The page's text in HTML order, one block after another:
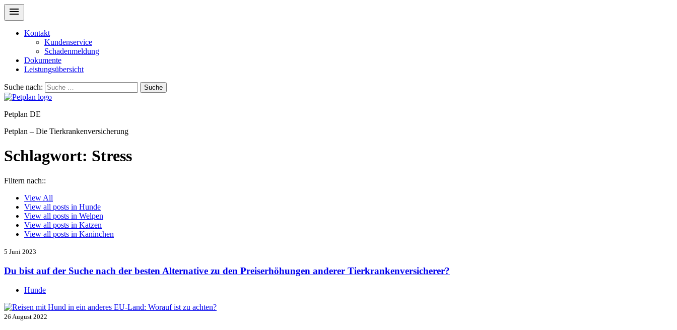
Kontakt
Kundenservice
Schadenmeldung
Dokumente
Leistungsübersicht
Suche nach: Suche
Petplan DE
Petplan – Die Tierkrankenversicherung
Schlagwort: Stress
Filtern nach::
View All
View all posts in Hunde
View all posts in Welpen
View all posts in Katzen
View all posts in Kaninchen
5 Juni 2023
Du bist auf der Suche nach der besten Alternative zu den Preiserhöhungen anderer Tierkrankenversicherer?
Hunde
26 August 2022